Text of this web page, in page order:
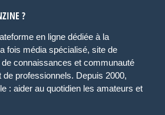
?
en ligne dédiée à la
fois média spécialisé, site de
connaissances et communauté
professionnels. Depuis 2000,
: aider au quotidien les amateurs et